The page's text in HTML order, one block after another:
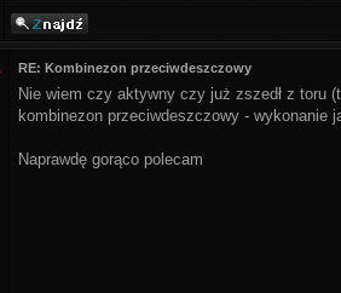
RE: Kombinezon przeciwdeszczowy
Nie wiem czy aktywny czy już zszedł z toru
kombinezon przeciwdeszczowy - wykonanie
Naprawdę gorąco polecam